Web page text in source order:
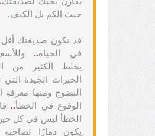
حيث الكم بل الكيف.
قد تكون صديقتك
في الحياة..
يخلط الكثير من
الخبرات الجيدة
النضوج ومنها معرفة
الوقوع في الخطأ..
الخطأ ليس في كل
يكون دمارًا